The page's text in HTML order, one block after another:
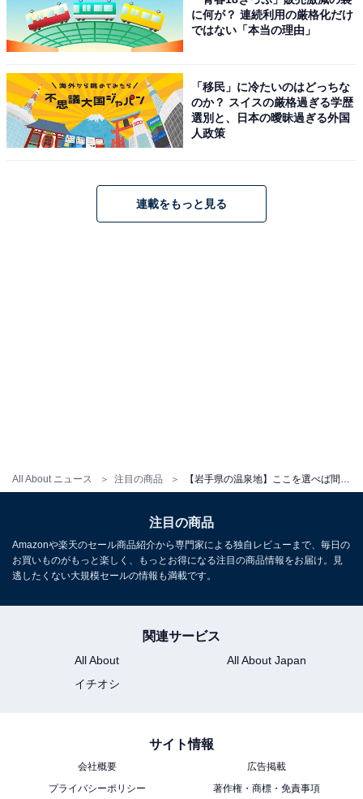
All About ニュース 注目の商品
湯川温泉 山人－yamado－（画像：「湯川温泉 山人－yamado－」公式Web
サイトより）
「湯川温泉 山人－yamado－」は、自然の息づかいを間
ライベートな空間で存分に温泉を満喫できます。食事は
地場産の厳選食材や自社農園の新鮮な食材を使用し、そ
アクセス
所在地：岩手県和賀郡西和賀町湯川52地割71-10
交通手段：JR北上線「ほっとゆだ駅」から車で約6分／
秋田自動車道「湯田ＩＣ」からお車で約15分
料金
大人1名（参考価格）：3万3000円〜
※料金は公式Webサイト参考価格
※プラン・部屋により価格は変動します
に何が？ 連続利用の厳格化だけ
ではない「本当の理由」
「移民」に冷たいのはどっちな
のか？ スイスの厳格過ぎる学歴
選別と、日本の曖昧過ぎる外国
人政策
連載をもっと見る
注目の商品
Amazonや楽天のセール商品紹介から専門家による独自レビューまで、毎日の
お買いものがもっと楽しく、もっとお得になる注目の商品情報をお届け。見
逃したくない大規模セールの情報も満載です。
関連サービス
All About
All About Japan
イチオシ
サイト情報
会社概要
広告掲載
プライバシーポリシー
著作権・商標・免責事項